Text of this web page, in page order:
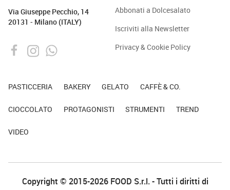
Via Giuseppe Pecchio, 14
20131 - Milano (ITALY)
Abbonati a Dolcesalato
Iscriviti alla Newsletter
Privacy & Cookie Policy
PASTICCERIA BAKERY GELATO CAFFÈ & CO.
CIOCCOLATO PROTAGONISTI STRUMENTI TREND
VIDEO
Copyright © 2015-2026 FOOD S.r.l. - Tutti i diritti di